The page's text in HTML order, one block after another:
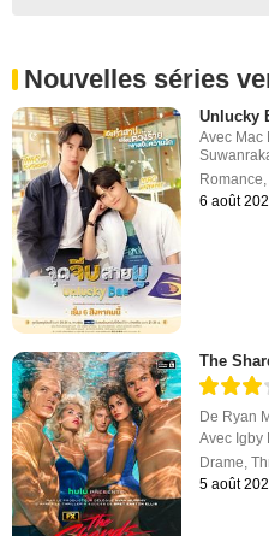
Nouvelles séries
Unlucky
Avec Mac
Romance,
6 août
The
De Ryan
Avec Igby
Drame,
5 août